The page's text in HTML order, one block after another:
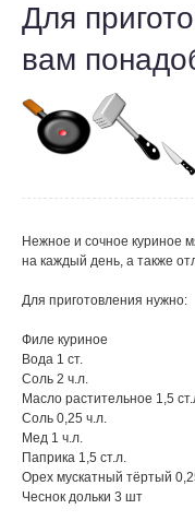
Для
вам
Нежное и сочное куриное
на каждый день, а также
Для приготовления нужно:
Филе куриное
Вода 1 ст.
Соль 2 ч.л.
Масло растительное 1,5
Соль 0,25 ч.л.
Мед 1 ч.л.
Паприка 1,5 ст.л.
Орех мускатный тёртый
Чеснок дольки 3 шт